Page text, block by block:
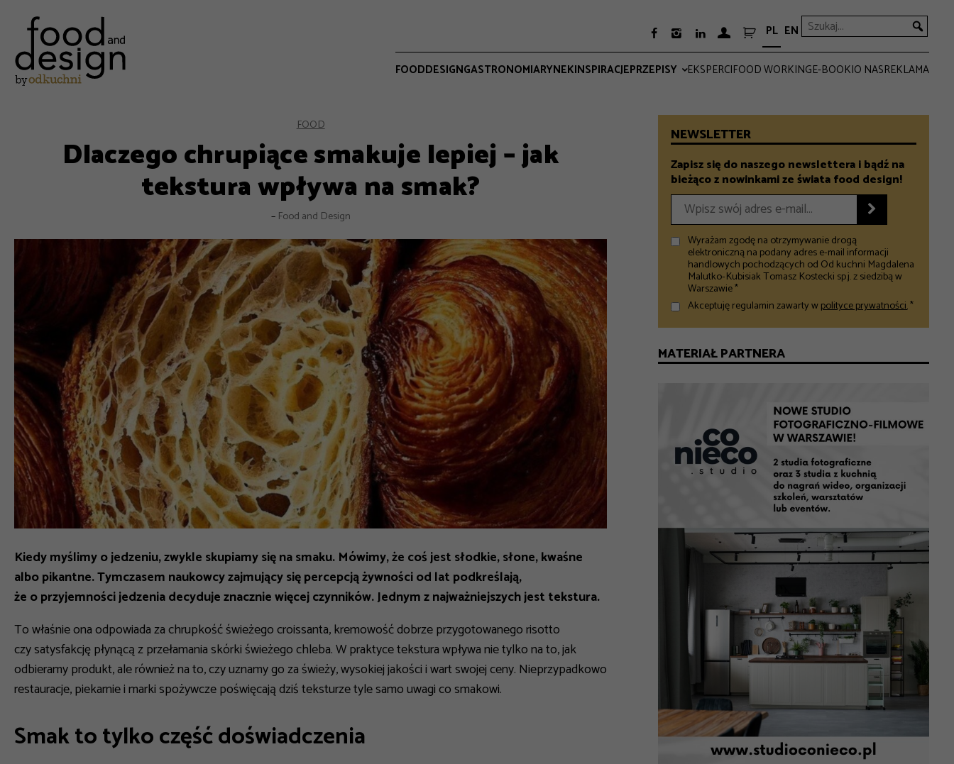
   PL EN
FOODDESIGNGASTRONOMIARYNEKINSPIRACJEPRZEPISY
EVERYDAY
EKSPERCIFOOD WORKINGE-BOOKIO NASREKLAMA
FOOD
Dlaczego chrupiące smakuje lepiej – jak
tekstura wpływa na smak?
– Food and Design
Kiedy myślimy o jedzeniu, zwykle skupiamy się na smaku. Mówimy, że coś jest słodkie, słone, kwaśne
albo pikantne. Tymczasem naukowcy zajmujący się percepcją żywności od lat podkreślają,
że o przyjemności jedzenia decyduje znacznie więcej czynników. Jednym z najważniejszych jest tekstura.
To właśnie ona odpowiada za chrupkość świeżego croissanta, kremowość dobrze przygotowanego risotto
czy satysfakcję płynącą z przełamania skórki świeżego chleba. W praktyce tekstura wpływa nie tylko na to, jak
odbieramy produkt, ale również na to, czy uznamy go za świeży, wysokiej jakości i wart swojej ceny. Nieprzypadkowo
restauracje, piekarnie i marki spożywcze poświęcają dziś teksturze tyle samo uwagi co smakowi.
Smak to tylko część doświadczenia
NEWSLETTER
Zapisz się do naszego newslettera i bądź na
bieżąco z nowinkami ze świata food design!

Wyrażam zgodę na otrzymywanie drogą
elektroniczną na podany adres e-mail informacji
handlowych pochodzących od Od kuchni Magdalena
Malutko-Kubisiak Tomasz Kostecki sp.j. z siedzibą w
Warszawie *
Akceptuję regulamin zawarty wpolityce prywatności.*
MATERIAŁ PARTNERA